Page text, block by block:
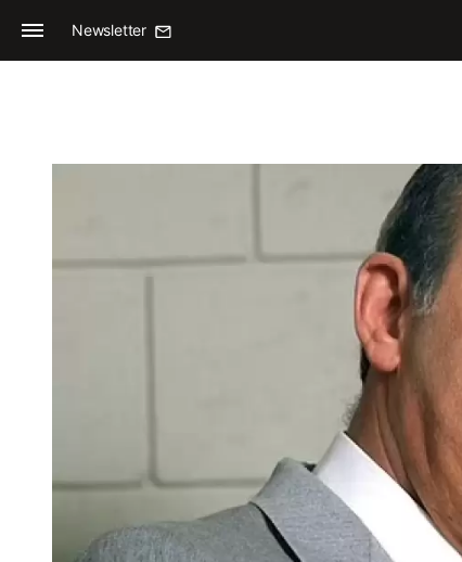
Newsletter